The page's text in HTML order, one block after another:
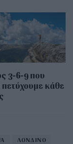
3-6-9 που
κάθε
ΛΟΝΔΙΝΟ